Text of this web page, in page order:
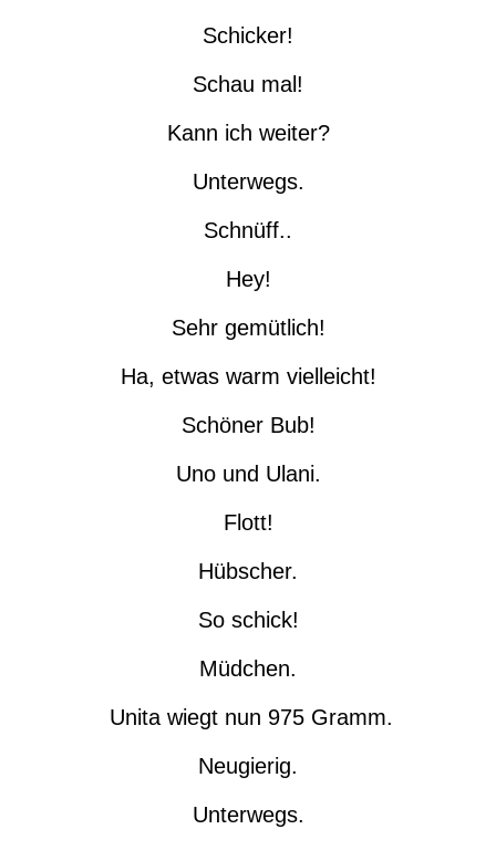
Schicker!
Schau mal!
Kann ich weiter?
Unterwegs.
Schnüff..
Hey!
Sehr gemütlich!
Ha, etwas warm vielleicht!
Schöner Bub!
Uno und Ulani.
Flott!
Hübscher.
So schick!
Müdchen.
Unita wiegt nun 975 Gramm.
Neugierig.
Unterwegs.